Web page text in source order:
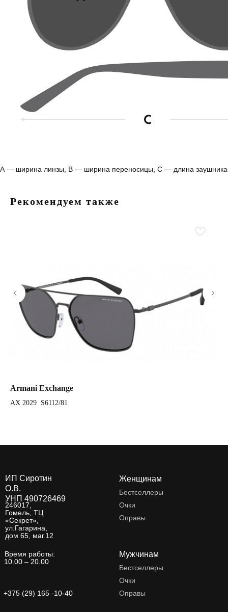
А — ширина линзы, B — ширина переносицы, С — длина заушника
Рекомендуем также
Armani Exchange
AX 2029 S6112/81
+375 (29) 165 -10-40
Бестселлеры
Женщинам
Очки
Оправы
Бестселлеры
Мужчинам
Очки
Оправы
ИП Сиротин
О.В.
УНП 490726469
246017,
Гомель, ТЦ
«Секрет»,
ул.Гагарина,
дом 65, маг.12
Время работы:
10.00 – 20.00